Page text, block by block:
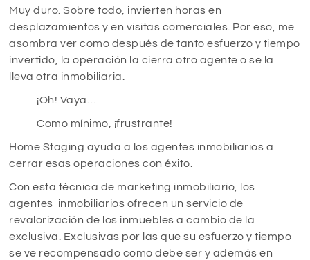
Muy duro. Sobre todo, invierten horas en
desplazamientos y en visitas comerciales. Por eso, me
asombra ver como después de tanto esfuerzo y tiempo
invertido, la operación la cierra otro agente o se la
lleva otra inmobiliaria.
¡Oh! Vaya…
Como mínimo, ¡frustrante!
Home Staging ayuda a los agentes inmobiliarios a
cerrar esas operaciones con éxito.
Con esta técnica de marketing inmobiliario, los
agentes inmobiliarios ofrecen un servicio de
revalorización de los inmuebles a cambio de la
exclusiva. Exclusivas por las que su esfuerzo y tiempo
se ve recompensado como debe ser y además en